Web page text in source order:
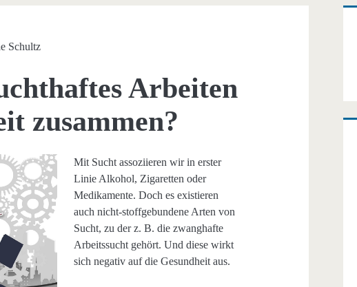
Schultz
Arbeiten
zusammen?
Mit Sucht assoziieren wir in erster
Linie Alkohol, Zigaretten oder
Medikamente. Doch es existieren
auch nicht-stoffgebundene Arten von
Sucht, zu der z. B. die zwanghafte
Arbeitssucht gehört. Und diese wirkt
sich negativ auf die Gesundheit aus.